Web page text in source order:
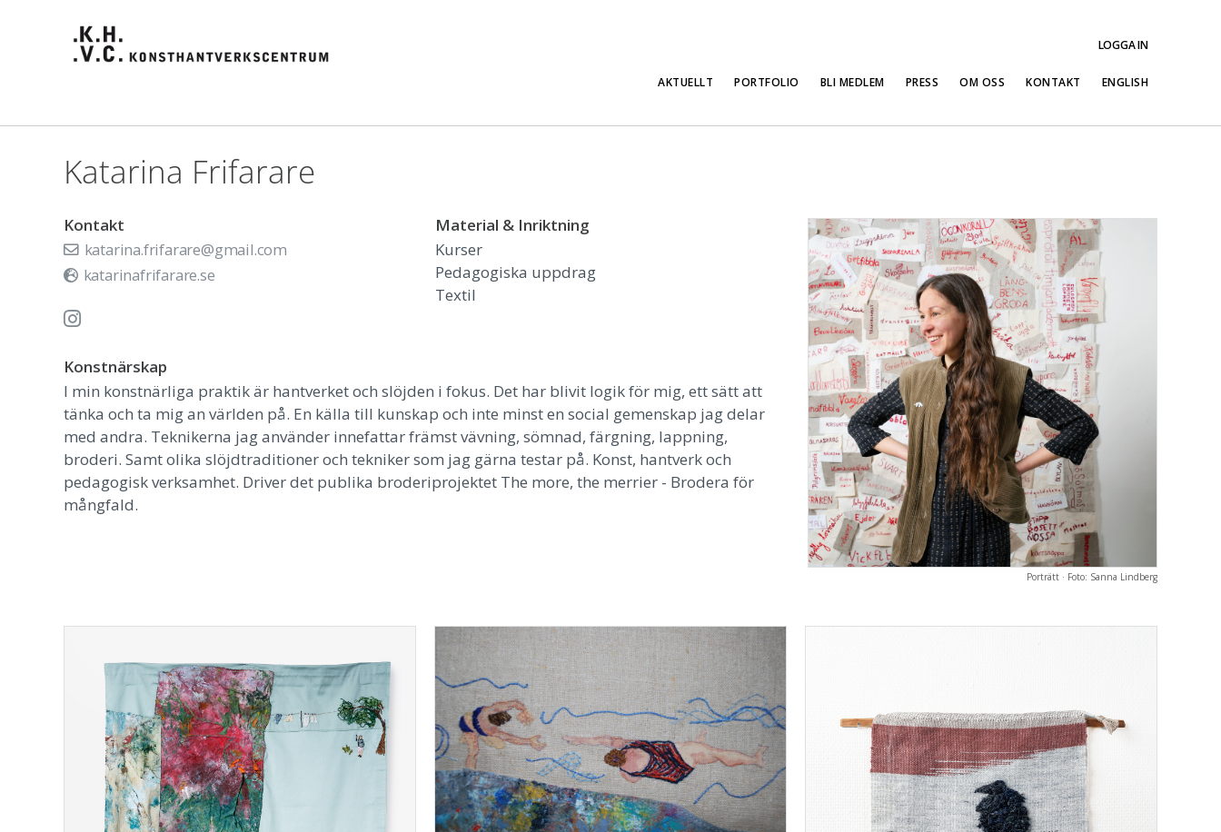
LOGGA IN
AKTUELLT PORTFOLIO BLI MEDLEM PRESS OM OSS KONTAKT ENGLISH
Katarina Frifarare
Kontakt
katarina.frifarare@gmail.com
katarinafrifarare.se
Material & Inriktning
Kurser
Pedagogiska uppdrag
Textil
Konstnärskap
I min konstnärliga praktik är hantverket och slöjden i fokus. Det har blivit logik för mig, ett sätt att
tänka och ta mig an världen på. En källa till kunskap och inte minst en social gemenskap jag delar
med andra. Teknikerna jag använder innefattar främst vävning, sömnad, färgning, lappning,
broderi. Samt olika slöjdtraditioner och tekniker som jag gärna testar på. Konst, hantverk och
pedagogisk verksamhet. Driver det publika broderiprojektet The more, the merrier - Brodera för
mångfald.
Porträtt · Foto: Sanna Lindberg